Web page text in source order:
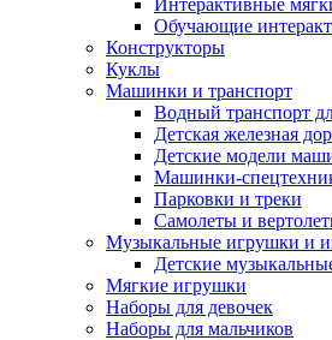
Интерактивные
Обучающие
Конструкторы
Куклы
Машинки и транспорт
Водный транспорт
Детская железная
Детские модели
Машинки-
Парковки и треки
Самолеты и
Музыкальные игрушки и
Детские
Мягкие игрушки
Наборы для девочек
Наборы для мальчиков